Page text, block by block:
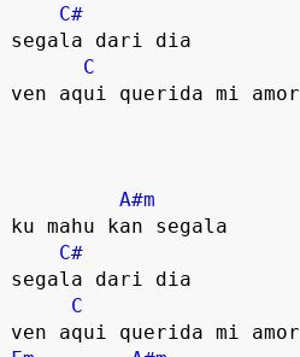
C#
segala dari dia
C
ven aqui querida mi amor
A#m
ku mahu kan segala
C#
segala dari dia
C